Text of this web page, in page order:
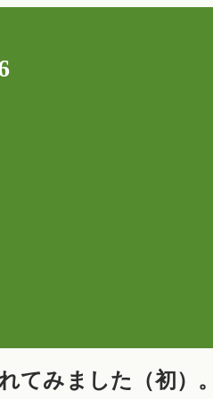
てみました（初）